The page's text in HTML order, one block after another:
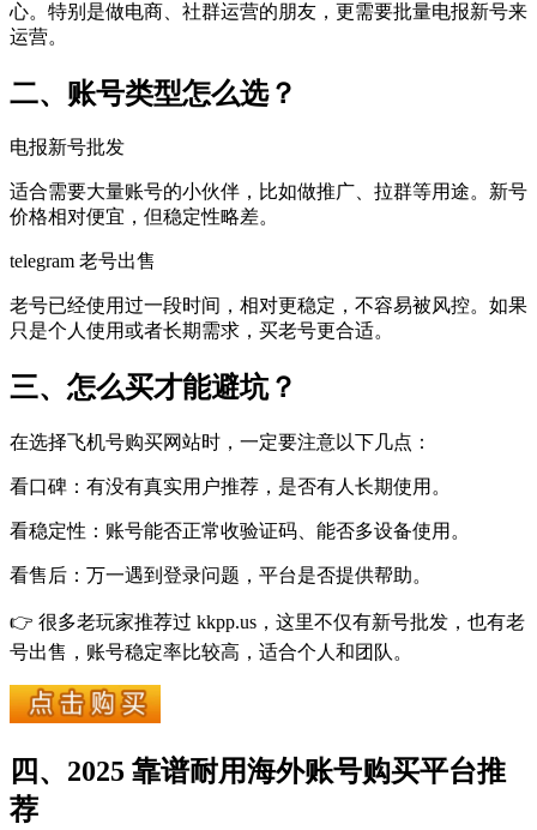
心。特别是做电商、社群运营的朋友，更需要批量电报新号来
运营。
二、账号类型怎么选？
电报新号批发
适合需要大量账号的小伙伴，比如做推广、拉群等用途。新号
价格相对便宜，但稳定性略差。
telegram 老号出售
老号已经使用过一段时间，相对更稳定，不容易被风控。如果
只是个人使用或者长期需求，买老号更合适。
三、怎么买才能避坑？
在选择飞机号购买网站时，一定要注意以下几点：
看口碑：有没有真实用户推荐，是否有人长期使用。
看稳定性：账号能否正常收验证码、能否多设备使用。
看售后：万一遇到登录问题，平台是否提供帮助。
👉 很多老玩家推荐过 kkpp.us，这里不仅有新号批发，也有老
号出售，账号稳定率比较高，适合个人和团队。
四、2025 靠谱耐用海外账号购买平台推
荐